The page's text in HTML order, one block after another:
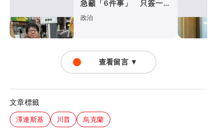
急籲「6件事」 只簽一階
不行
政治
查看留言 ▼
文章標籤
澤連斯基 川普 烏克蘭